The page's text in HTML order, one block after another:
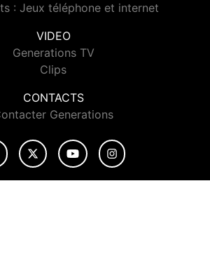
: Jeux téléphone et internet
VIDEO
Generations TV
Clips
CONTACTS
Generations